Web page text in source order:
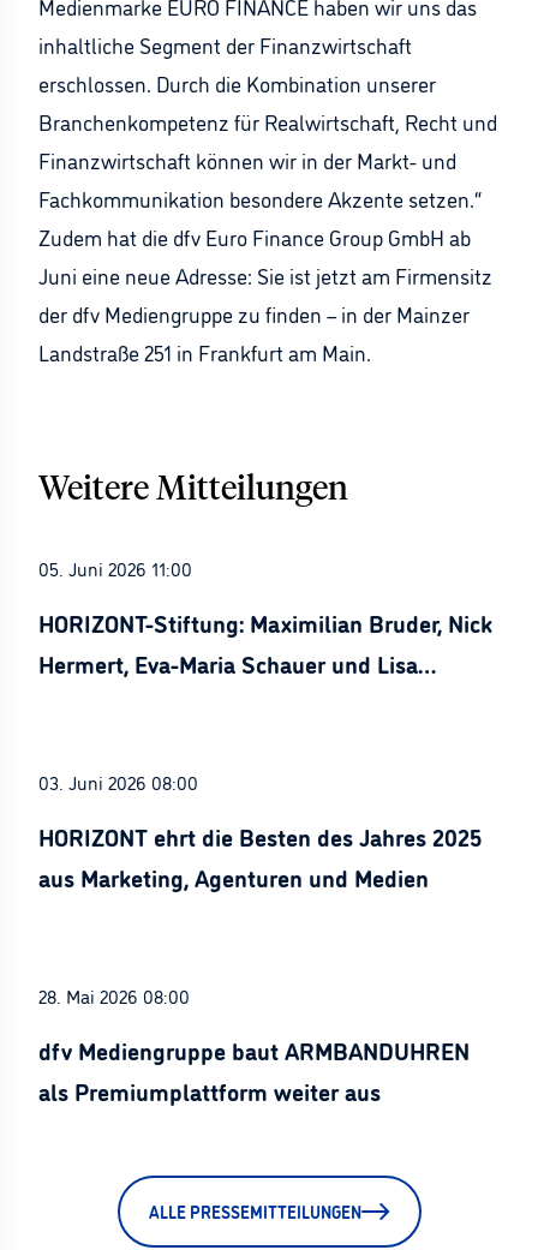
Medienmarke EURO FINANCE haben wir uns das
inhaltliche Segment der Finanzwirtschaft
erschlossen. Durch die Kombination unserer
Branchenkompetenz für Realwirtschaft, Recht und
Finanzwirtschaft können wir in der Markt- und
Fachkommunikation besondere Akzente setzen.“
Zudem hat die dfv Euro Finance Group GmbH ab
Juni eine neue Adresse: Sie ist jetzt am Firmensitz
der dfv Mediengruppe zu finden – in der Mainzer
Landstraße 251 in Frankfurt am Main.
Weitere Mitteilungen
05. Juni 2026 11:00
HORIZONT-Stiftung: Maximilian Bruder, Nick
Hermert, Eva-Maria Schauer und Lisa
03. Juni 2026 08:00
HORIZONT ehrt die Besten des Jahres 2025
aus Marketing, Agenturen und Medien
28. Mai 2026 08:00
dfv Mediengruppe baut ARMBANDUHREN
als Premiumplattform weiter aus
ALLE PRESSEMITTEILUNGEN